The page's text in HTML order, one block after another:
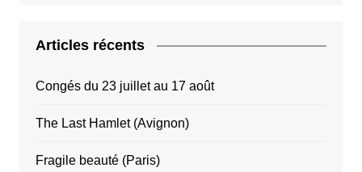
Articles récents
Congés du 23 juillet au 17 août
The Last Hamlet (Avignon)
Fragile beauté (Paris)